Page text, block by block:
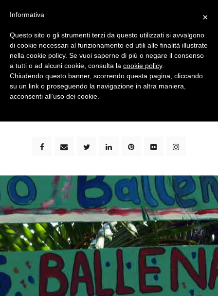
bimbi e viaggi - family travel blog: community #1 in
×
Informativa
Questo sito o gli strumenti terzi da questo utilizzati si avvalgono
di cookie necessari al funzionamento ed utili alle finalità illustrate
nella cookie policy. Se vuoi saperne di più o negare il consenso
a tutti o ad alcuni cookie, consulta la cookie policy.
Chiudendo questo banner, scorrendo questa pagina, cliccando
su un link o proseguendo la navigazione in altra maniera,
acconsenti all’uso dei cookie.